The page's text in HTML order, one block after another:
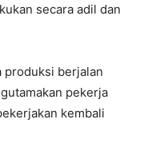
secara adil dan
produksi berjalan
pekerja
kembali